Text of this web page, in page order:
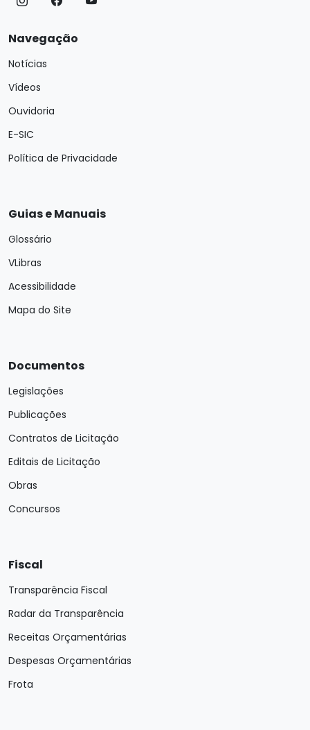
Navegação
Notícias
Vídeos
Ouvidoria
E-SIC
Política de Privacidade
Guias e Manuais
Glossário
VLibras
Acessibilidade
Mapa do Site
Documentos
Legislações
Publicações
Contratos de Licitação
Editais de Licitação
Obras
Concursos
Fiscal
Transparência Fiscal
Radar da Transparência
Receitas Orçamentárias
Despesas Orçamentárias
Frota